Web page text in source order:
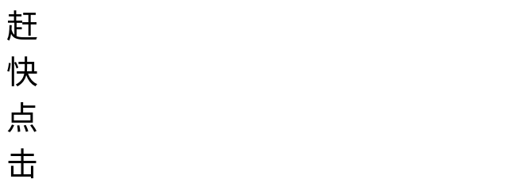
赶
快
点
击